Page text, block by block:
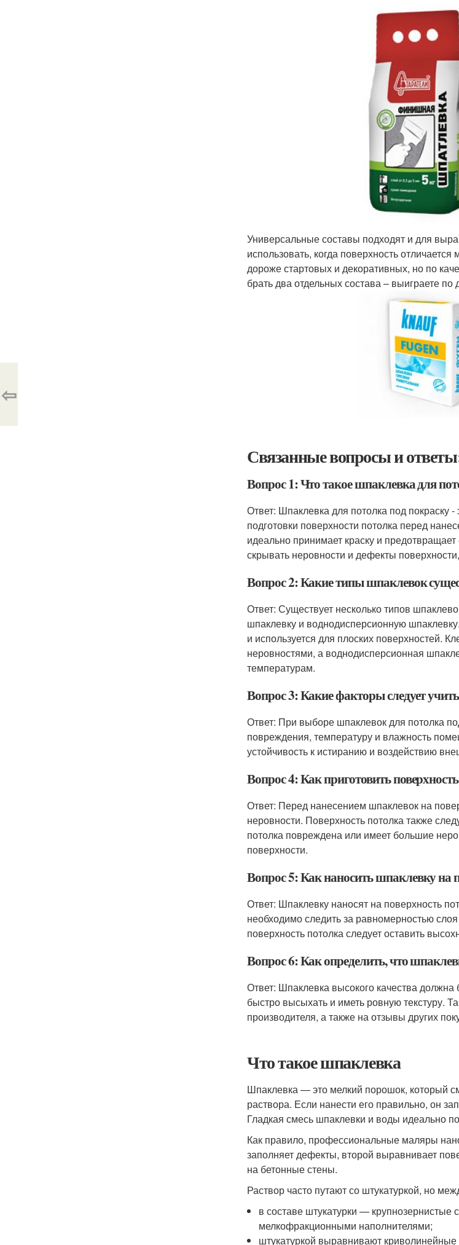
Универсальные составы подходят и для
использовать, когда поверхность
дороже стартовых и декоративных, но по
брать два отдельных состава – выиграете по
Связанные вопросы и
Вопрос 1: Что такое шпаклевка для
Ответ: Шпаклевка для потолка под покраску
подготовки поверхности потолка перед
идеально принимает краску и
скрывать неровности и дефекты
Вопрос 2: Какие типы шпаклевок
Ответ: Существует несколько типов
шпаклевку и воднодисперсионную
и используется для плоских поверхностей.
неровностями, а воднодисперсионная
температурам.
Вопрос 3: Какие факторы следует
Ответ: При выборе шпаклевок для потолка
повреждения, температуру и влажность
устойчивость к истиранию и воздействию
Вопрос 4: Как приготовить
Ответ: Перед нанесением шпаклевок на
неровности. Поверхность потолка также
потолка повреждена или имеет большие
поверхности.
Вопрос 5: Как наносить шпаклевку на
Ответ: Шпаклевку наносят на поверхность
необходимо следить за равномерностью
поверхность потолка следует оставить
Вопрос 6: Как определить, что
Ответ: Шпаклевка высокого качества
быстро высыхать и иметь ровную текстуру.
производителя, а также на отзывы других
Что такое шпаклевка
Шпаклевка — это мелкий порошок, который
раствора. Если нанести его правильно, он
Гладкая смесь шпаклевки и воды идеально
Как правило, профессиональные маляры
заполняет дефекты, второй выравнивает
на бетонные стены.
Раствор часто путают со штукатуркой, но
в составе штукатурки —
мелкофракционными наполнителями;
штукатуркой выравнивают
⇦